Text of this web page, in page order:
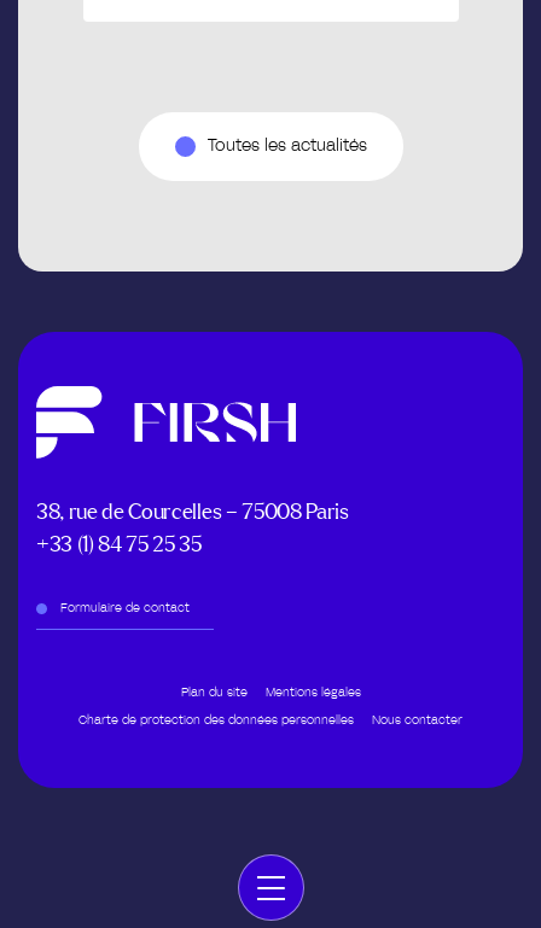
Toutes les actualités
38, rue de Courcelles – 75008 Paris
+33 (1) 84 75 25 35
Formulaire de contact
Plan du site Mentions légales
Charte de protection des données personnelles Nous contacter